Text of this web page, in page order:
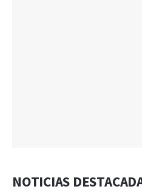
NOTICIAS